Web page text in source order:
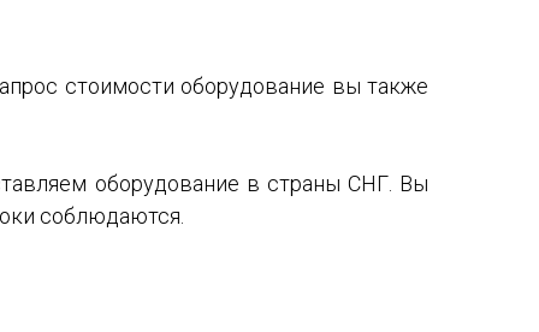
стоимости оборудование вы также
оборудование в страны СНГ. Вы
соблюдаются.